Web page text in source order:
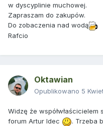
w dyscyplinie muchowej.
Zapraszam do zakupów.
Do zobaczenia nad wodą
Rafcio
Oktawian
Opublikowano 5
Widzę że
forum Artur Idec
. Trzeba